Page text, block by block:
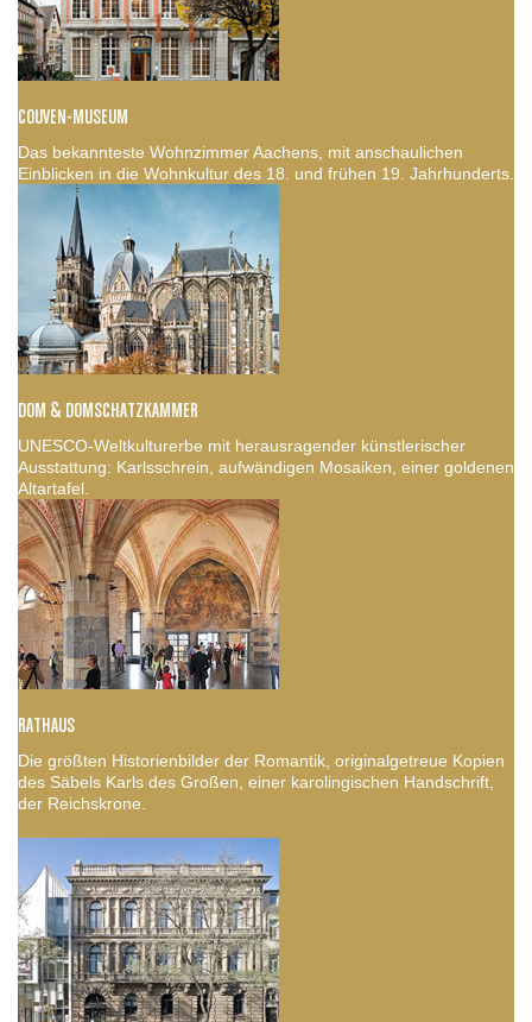
COUVEN-MUSEUM
Das bekannteste Wohnzimmer Aachens, mit anschaulichen
Einblicken in die Wohnkultur des 18. und frühen 19. Jahrhunderts.
DOM & DOMSCHATZKAMMER
UNESCO-Weltkulturerbe mit herausragender künstlerischer
Ausstattung: Karlsschrein, aufwändigen Mosaiken, einer goldenen
Altartafel.
RATHAUS
Die größten Historienbilder der Romantik, originalgetreue Kopien
des Säbels Karls des Großen, einer karolingischen Handschrift,
der Reichskrone.